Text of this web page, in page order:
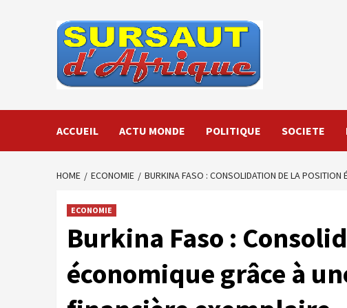
ACCUEIL ACTU MONDE POLITIQUE SOCIETE
HOME ECONOMIE BURKINA FASO : CONSOLIDATION DE LA POSITION
ECONOMIE
Burkina Faso :
économique grâce à